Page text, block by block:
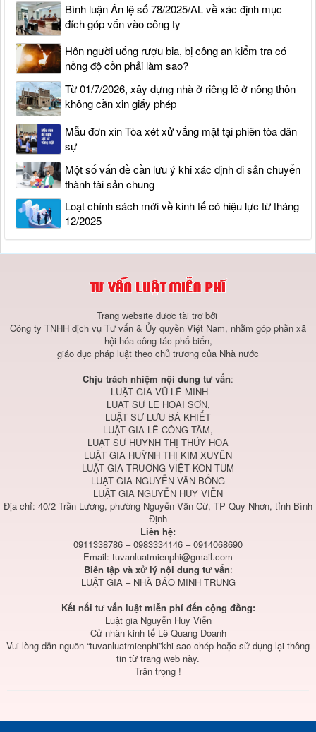
Bình luận Án lệ số 78/2025/AL về xác định mục
đích góp vốn vào công ty
Hôn người uống rượu bia, bị công an kiểm tra có
nồng độ cồn phải làm sao?
Từ 01/7/2026, xây dựng nhà ở riêng lẻ ở nông thôn
không cần xin giấy phép
Mẫu đơn xin Tòa xét xử vắng mặt tại phiên tòa dân
sự
Một số vấn đề cần lưu ý khi xác định di sản chuyển
thành tài sản chung
Loạt chính sách mới về kinh tế có hiệu lực từ tháng
12/2025
Trang website được tài trợ bởi
Công ty TNHH dịch vụ Tư vấn & Ủy quyền Việt Nam, nhằm góp phần xã
hội hóa công tác phổ biến,
giáo dục pháp luật theo chủ trương của Nhà nước
Chịu trách nhiệm nội dung tư vấn:
LUẬT GIA VŨ LÊ MINH
LUẬT SƯ LÊ HOÀI SƠN,
LUẬT SƯ LƯU BÁ KHIẾT
LUẬT GIA LÊ CÔNG TÂM,
LUẬT SƯ HUỲNH THỊ THÚY HOA
LUẬT GIA HUỲNH THỊ KIM XUYÊN
LUẬT GIA TRƯƠNG VIỆT KON TUM
LUẬT GIA NGUYỄN VĂN BỔNG
LUẬT GIA NGUYỄN HUY VIỄN
Địa chỉ: 40/2 Trần Lương, phường Nguyễn Văn Cừ, TP Quy Nhơn, tỉnh Bình
Định
Liên hệ:
0911338786 – 0983334146 – 0914068690
Email: tuvanluatmienphi@gmail.com
Biên tập và xử lý nội dung tư vấn:
LUẬT GIA – NHÀ BÁO MINH TRUNG
Kết nối tư vấn luật miễn phí đến cộng đồng:
Luật gia Nguyễn Huy Viễn
Cử nhân kinh tế Lê Quang Doanh
Vui lòng dẫn nguồn “tuvanluatmienphi”khi sao chép hoặc sử dụng lại thông
tin từ trang web này.
Trân trọng !